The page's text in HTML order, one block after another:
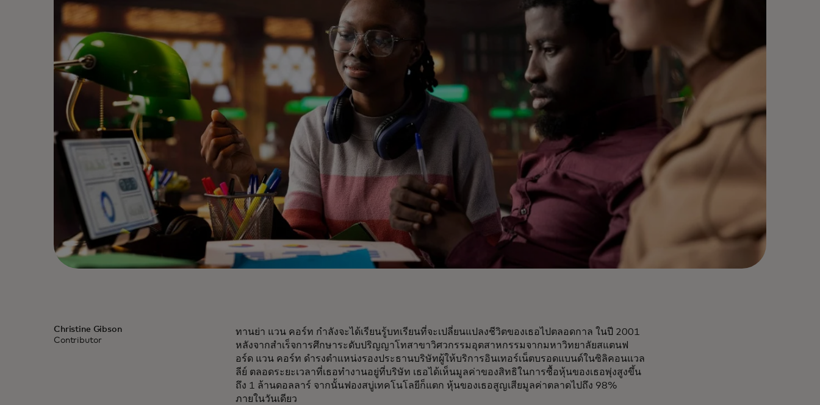
Christine Gibson
Contributor
ทานย่า แวน คอร์ท กำลังจะได้เรียนรู้บทเรียนที่จะเปลี่ยนแปลงชีวิตของเธอไปตลอดกาล ในปี 2001
หลังจากสำเร็จการศึกษาระดับปริญญาโทสาขาวิศวกรรมอุตสาหกรรมจากมหาวิทยาลัยสแตนฟ
อร์ด แวน คอร์ท ดำรงตำแหน่งรองประธานบริษัทผู้ให้บริการอินเทอร์เน็ตบรอดแบนด์ในซิลิคอนแวล
ลีย์ ตลอดระยะเวลาที่เธอทำงานอยู่ที่บริษัท เธอได้เห็นมูลค่าของสิทธิในการซื้อหุ้นของเธอพุ่งสูงขึ้น
ถึง 1 ล้านดอลลาร์ จากนั้นฟองสบู่เทคโนโลยีก็แตก หุ้นของเธอสูญเสียมูลค่าตลาดไปถึง 98%
ภายในวันเดียว